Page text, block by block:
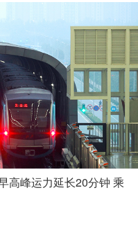
高峰运力延长20分钟 乘